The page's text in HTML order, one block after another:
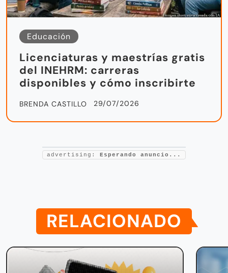
Educación
Licenciaturas y maestrías gratis
del INEHRM: carreras
disponibles y cómo inscribirte
BRENDA CASTILLO 29/07/2026
advertising: Esperando anuncio...
RELACIONADO